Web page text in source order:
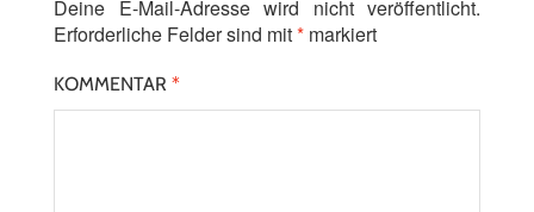
Deine E-Mail-Adresse wird nicht veröffentlicht.
Erforderliche Felder sind mit* markiert
KOMMENTAR *